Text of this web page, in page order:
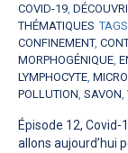
COVID-19,
THÉMATIQUES TAGS
CONFINEMENT,
MORPHOGÉNIQUE,
LYMPHOCYTE,
POLLUTION, SAVON,
Épisode 12,
allons aujourd’hui